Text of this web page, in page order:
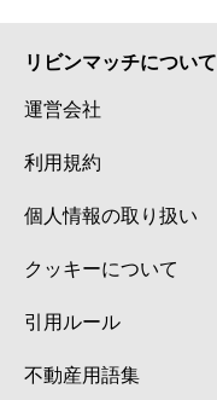
リビンマッチについて
運営会社
利用規約
個人情報の取り扱い
クッキーについて
引用ルール
不動産用語集